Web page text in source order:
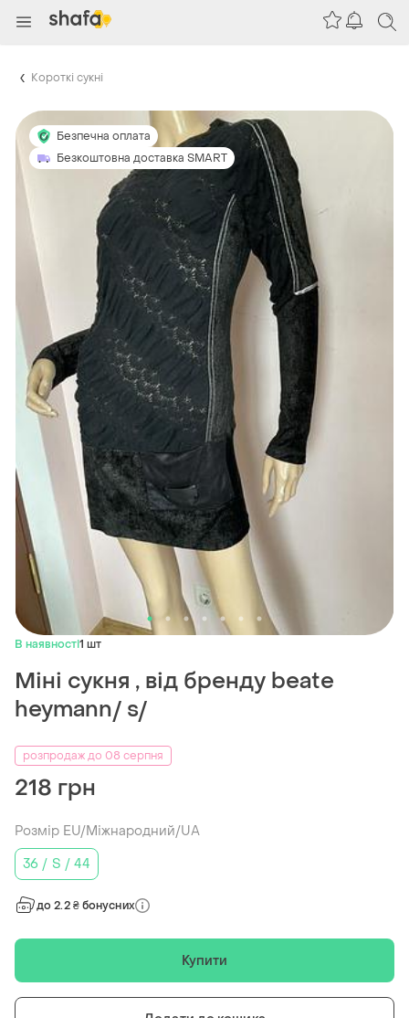
Короткі сукні
Безпечна оплата
Безкоштовна доставка SMART
В наявності1 шт
Міні сукня , від бренду beate
heymann/ s/
розпродаж до 08 серпня
218 грн
Розмір EU/Міжнародний/UA
36 / S / 44
до 2.2 ₴ бонусних
Купити